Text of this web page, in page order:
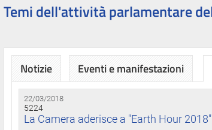
Temi dell'attività parlamentare
Notizie Eventi e manifestazioni
22/03/2018
5224
La Camera aderisce a "Earth Hour